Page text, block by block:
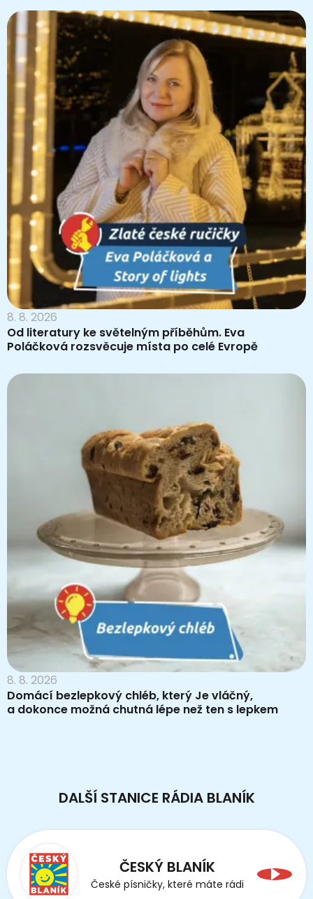
8. 8. 2026
Od literatury ke světelným příběhům. Eva
Poláčková rozsvěcuje místa po celé Evropě
8. 8. 2026
Domácí bezlepkový chléb, který Je vláčný,
a dokonce možná chutná lépe než ten s lepkem
DALŠÍ STANICE RÁDIA BLANÍK
ČESKÝ BLANÍK
České písničky, které máte rádi